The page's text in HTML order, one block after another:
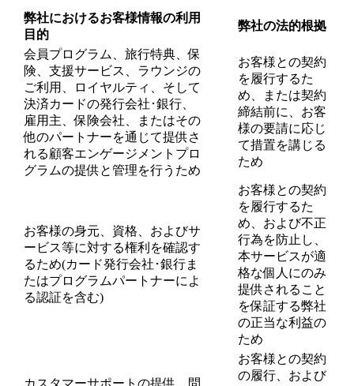
弊社におけるお客様情報の利用
目的
弊社の法的根拠
会員プログラム、旅行特典、保
険、支援サービス、ラウンジの
ご利用、ロイヤルティ、そして
決済カードの発行会社･銀行、
雇用主、保険会社、またはその
他のパートナーを通じて提供さ
れる顧客エンゲージメントプロ
グラムの提供と管理を行うため
お客様との契約
を履行するた
め、または契約
締結前に、お客
様の要請に応じ
て措置を講じる
ため
お客様の身元、資格、およびサ
ービス等に対する権利を確認す
るため(カード発行会社･銀行ま
たはプログラムパートナーによ
る認証を含む)
お客様との契約
を履行するた
め、および不正
行為を防止し、
本サービスが適
格な個人にのみ
提供されること
を保証する弊社
の正当な利益の
ため
お客様との契約
の履行、および